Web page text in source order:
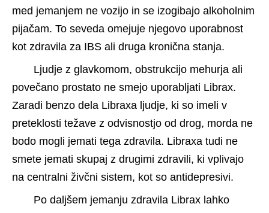
med jemanjem ne vozijo in se izogibajo alkoholnim
pijačam. To seveda omejuje njegovo uporabnost
kot zdravila za IBS ali druga kronična stanja.
Ljudje z glavkomom, obstrukcijo mehurja ali
povečano prostato ne smejo uporabljati Librax.
Zaradi benzo dela Libraxa ljudje, ki so imeli v
preteklosti težave z odvisnostjo od drog, morda ne
bodo mogli jemati tega zdravila. Libraxa tudi ne
smete jemati skupaj z drugimi zdravili, ki vplivajo
na centralni živčni sistem, kot so antidepresivi.
Po daljšem jemanju zdravila Librax lahko